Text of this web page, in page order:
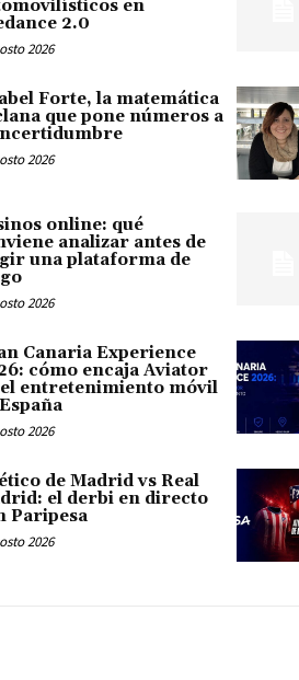
en
2.0
2026
Forte, la matemática
que pone números a
2026
online: qué
analizar antes de
una plataforma de
2026
Canaria Experience
cómo encaja Aviator
entretenimiento móvil
2026
de Madrid vs Real
el derbi en directo
Paripesa
2026